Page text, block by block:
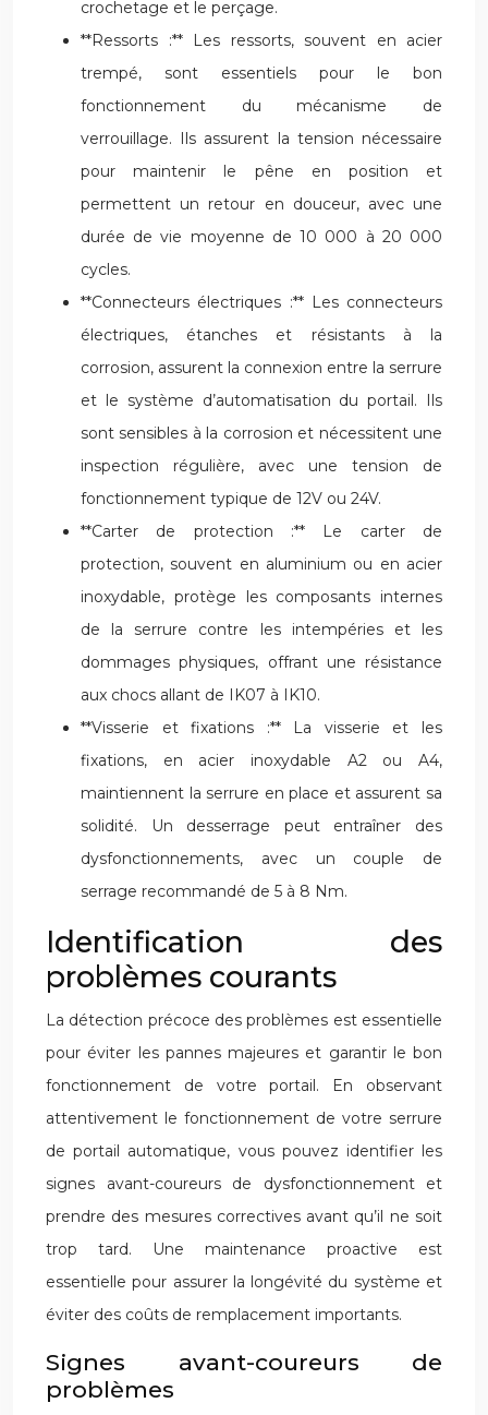
crochetage et le perçage.
**Ressorts :** Les ressorts, souvent en acier
trempé, sont essentiels pour le bon
fonctionnement du mécanisme de
verrouillage. Ils assurent la tension nécessaire
pour maintenir le pêne en position et
permettent un retour en douceur, avec une
durée de vie moyenne de 10 000 à 20 000
cycles.
**Connecteurs électriques :** Les connecteurs
électriques, étanches et résistants à la
corrosion, assurent la connexion entre la serrure
et le système d’automatisation du portail. Ils
sont sensibles à la corrosion et nécessitent une
inspection régulière, avec une tension de
fonctionnement typique de 12V ou 24V.
**Carter de protection :** Le carter de
protection, souvent en aluminium ou en acier
inoxydable, protège les composants internes
de la serrure contre les intempéries et les
dommages physiques, offrant une résistance
aux chocs allant de IK07 à IK10.
**Visserie et fixations :** La visserie et les
fixations, en acier inoxydable A2 ou A4,
maintiennent la serrure en place et assurent sa
solidité. Un desserrage peut entraîner des
dysfonctionnements, avec un couple de
serrage recommandé de 5 à 8 Nm.
Identification des
problèmes courants
La détection précoce des problèmes est essentielle
pour éviter les pannes majeures et garantir le bon
fonctionnement de votre portail. En observant
attentivement le fonctionnement de votre serrure
de portail automatique, vous pouvez identifier les
signes avant-coureurs de dysfonctionnement et
prendre des mesures correctives avant qu’il ne soit
trop tard. Une maintenance proactive est
essentielle pour assurer la longévité du système et
éviter des coûts de remplacement importants.
Signes avant-coureurs de
problèmes